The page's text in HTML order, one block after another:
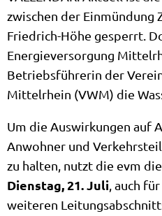
zwischen der Einmündung
Friedrich-Höhe gesperrt.
Energieversorgung
Betriebsführerin der
Mittelrhein (VWM) die
Um die Auswirkungen auf
Anwohner und
zu halten, nutzt die evm
Dienstag, 21. Juli , auch
weiteren